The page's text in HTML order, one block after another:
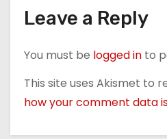
n
Leave a Reply
You must be logged in to
This site uses Akismet to
how your comment data